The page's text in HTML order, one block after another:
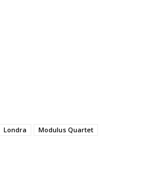
Londra
Modulus Quartet